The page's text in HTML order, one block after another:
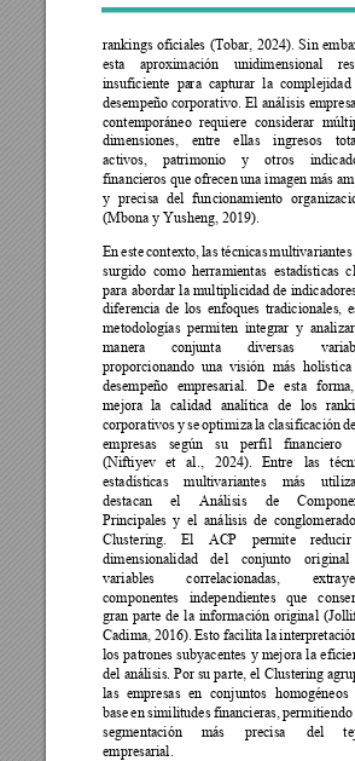
rankings oficiales (Tobar, 2024). Sin
esta
aproximación unidimensional
insuficiente para capturar la complejidad
desempeño corporativo. El análisis
contemporáneo requiere considerar
dimensiones,
entre ellas ingresos
activos,
patrimonio y otros
financieros que ofrecen una imagen más
y precisa del funcionamiento
(Mbona y Yusheng, 2019).
En este contexto, las técnicas multivariantes
surgido como herramientas estadísticas
para abordar la multiplicidad de
diferencia de los enfoques tradicionales,
metodologías permiten integrar y
manera
conjunta diversas
proporcionando una visión más holística
desempeño empresarial. De esta
mejora la calidad analítica de los
corporativos y se optimiza la clasificación
empresas
según su perfil
financiero
(Niftiyev et al., 2024). Entre las
estadísticas
multivariantes más
destacan
el Análisis de
Principales y el análisis de
Clustering.
El ACP permite reducir
dimensionalidad
del conjunto
original
variables
correlacionadas,
componentes independientes que
gran parte de la información original
Cadima, 2016). Esto facilita la
los patrones subyacentes y mejora la
del análisis. Por su parte, el Clustering
las empresas en conjuntos homogéneos
base en similitudes financieras, permitiendo
segmentación
más precisa del
empresarial.